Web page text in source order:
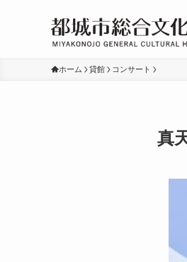
ホーム 貸館 コンサート
真